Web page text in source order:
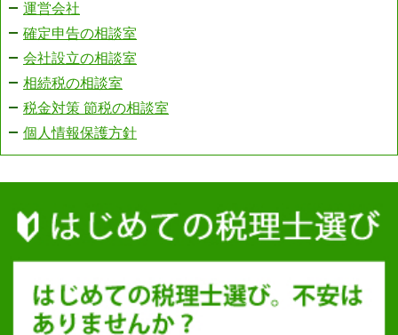
運営会社
確定申告の相談室
会社設立の相談室
相続税の相談室
税金対策 節税の相談室
個人情報保護方針